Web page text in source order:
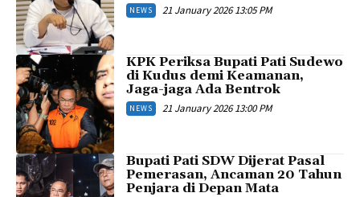
NEWS 21 January 2026 13:05 PM
KPK Periksa Bupati Pati Sudewo
di Kudus demi Keamanan,
Jaga-jaga Ada Bentrok
NEWS 21 January 2026 13:00 PM
Bupati Pati SDW Dijerat Pasal
Pemerasan, Ancaman 20 Tahun
Penjara di Depan Mata